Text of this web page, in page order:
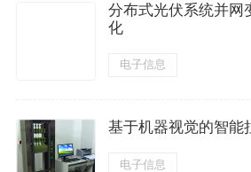
分布式光伏系统并网
化
电子信息
基于机器视觉的智能
电子信息